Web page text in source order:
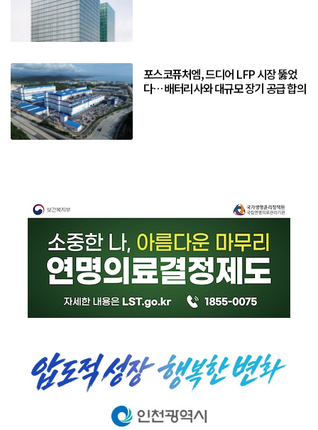
포스코퓨처엠, 드디어 LFP 시장 뚫었
다… 배터리사와 대규모 장기 공급 합의